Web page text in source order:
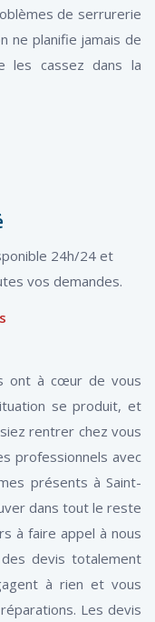
de serrurerie
ne planifie jamais de
les cassez dans la
24h/24 et
vos demandes.
ont à cœur de vous
se produit, et
rentrer chez vous
professionnels avec
présents à Saint-
dans tout le reste
à faire appel à nous
devis totalement
à rien et vous
Les devis